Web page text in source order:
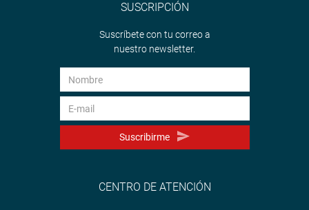
SUSCRIPCIÓN
Suscríbete con tu correo a
nuestro newsletter.
Suscribirme
CENTRO DE ATENCIÓN